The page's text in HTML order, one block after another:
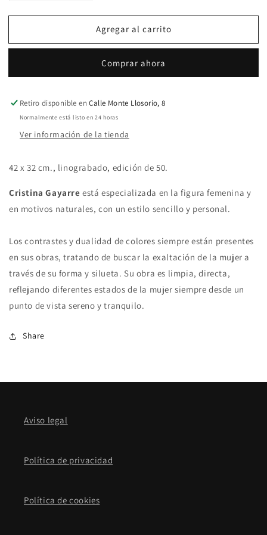
para
para
Sosiego
Agregar al carrito
Comprar ahora
Retiro disponible enCalle Monte Llosorio, 8
Normalmente está listo en 24 horas
Ver información de la tienda
42 x 32 cm., linograbado, edición de 50.
Cristina Gayarre está especializada en la figura femenina y
en motivos naturales, con un estilo sencillo y personal.
Los contrastes y dualidad de colores siempre están presentes
en sus obras, tratando de buscar la exaltación de la mujer a
través de su forma y silueta. Su obra es limpia, directa,
reflejando diferentes estados de la mujer siempre desde un
punto de vista sereno y tranquilo.
Share
Aviso legal
Política de privacidad
Política de cookies